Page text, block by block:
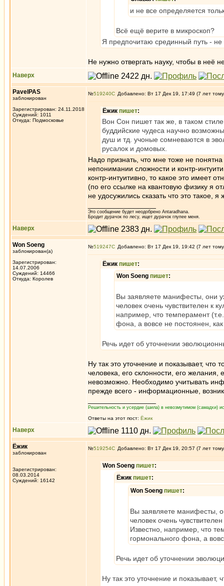
и не все определяется
Всё ещё верите в микроскоп?
Я предпочитаю срединный путь - не
Не нужно отвергать науку, чтобы в неё
Наверх
PavelPAS
заблокирован
Зарегистрирован: 24.11.2018
Суждений: 1011
Откуда: Подмосковье
№519240 Добавлено: Вт 17 Дек 19, 17:49 (7 лет
Ёжик пишет:
Вон Сон пишет так же, в таком
буддийские чудеса научно
душ и тд. учоные сомневаются в
русалок и домовых.
Надо признать, что мне тоже не
непонимании сложности и контр-
контр-интуитивно, то какое это имеет
(по его ссылке на квантовую физику я
не удосужились сказать что это такое,
Это сообщение будет неодобрено Antaradhana.
Бродит дурачок по лесу, ищет дурачок глупее меня.
Наверх
Won Soeng
заблокирован(а)
Зарегистрирован:
14.07.2006
Суждений: 14466
Откуда: Королев
№519247 Добавлено: Вт 17 Дек 19, 19:42 (7 лет
Ёжик пишет:
Won Soeng пишет:
Вы заявляете манифесты, они
человек очень чувствителен к
например, что темперамент
фона, а вовсе не постоянен,
Речь идет об уточнении
Ну так это уточнение и показывает, что
человека, его склонности, его желания,
невозможно. Необходимо учитывать
прежде всего - информационные,
Решительность и усердие (шила) в невозмутимом (самадхи)
Ответы на этот пост: Ёжик
Наверх
Ёжик
заблокирован
Зарегистрирован:
08.03.2014
Суждений: 16142
№519254 Добавлено: Вт 17 Дек 19, 20:57 (7 лет
Won Soeng пишет:
Ёжик пишет:
Won Soeng пишет:
Вы заявляете манифесты,
человек очень
Известно, например, что
гормонального фона, а
Речь идет об уточнении
Ну так это уточнение и показывает,